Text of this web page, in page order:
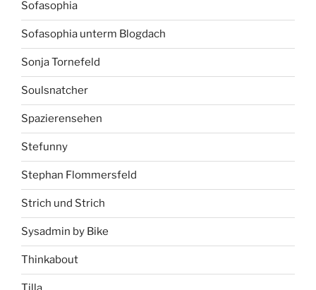
Sofasophia
Sofasophia unterm Blogdach
Sonja Tornefeld
Soulsnatcher
Spazierensehen
Stefunny
Stephan Flommersfeld
Strich und Strich
Sysadmin by Bike
Thinkabout